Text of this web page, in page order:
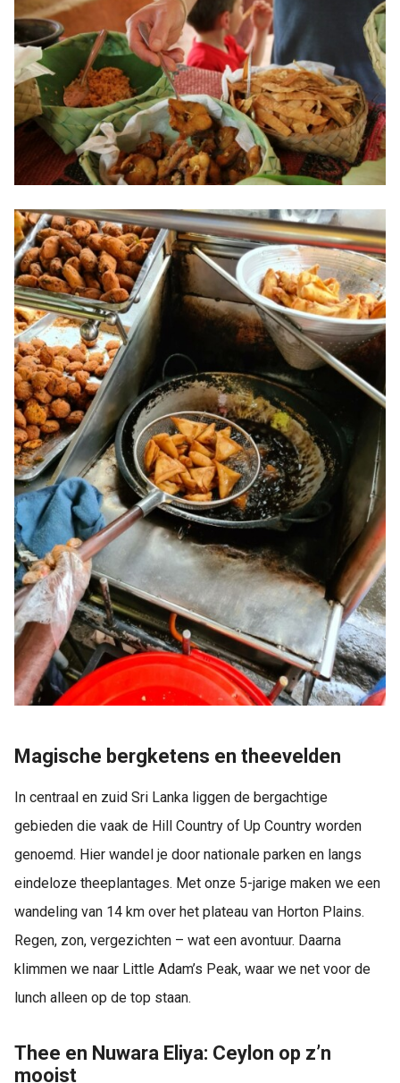
Magische bergketens en theevelden
In centraal en zuid Sri Lanka liggen de bergachtige
gebieden die vaak de Hill Country of Up Country worden
genoemd. Hier wandel je door nationale parken en langs
eindeloze theeplantages. Met onze 5-jarige maken we een
wandeling van 14 km over het plateau van Horton Plains.
Regen, zon, vergezichten – wat een avontuur. Daarna
klimmen we naar Little Adam’s Peak, waar we net voor de
lunch alleen op de top staan.
Thee en Nuwara Eliya: Ceylon op z’n
mooist